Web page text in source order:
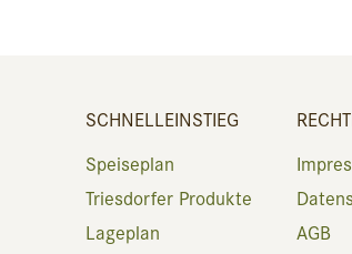
SCHNELLEINSTIEG
Speiseplan
Triesdorfer Produkte
Lageplan
AGB